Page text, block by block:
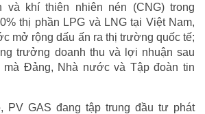
và khí thiên nhiên nén (CNG) trong
thị phần LPG và LNG tại Việt Nam,
mở rộng dấu ấn ra thị trường quốc tế;
trưởng doanh thu và lợi nhuận sau
mà Đảng, Nhà nước và Tập đoàn tin
PV GAS đang tập trung đầu tư phát